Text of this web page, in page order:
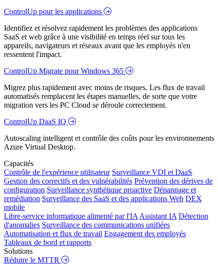
ControlUp pour les applications
Identifiez et résolvez rapidement les problèmes des applications
SaaS et web grâce à une visibilité en temps réel sur tous les
appareils, navigateurs et réseaux avant que les employés n'en
ressentent l'impact.
ControlUp Migrate pour Windows 365
Migrez plus rapidement avec moins de risques. Les flux de travail
automatisés remplacent les étapes manuelles, de sorte que votre
migration vers les PC Cloud se déroule correctement.
ControlUp DaaS IQ
Autoscaling intelligent et contrôle des coûts pour les environnements
Azure Virtual Desktop.
Capacités
Contrôle de l'expérience utilisateur Surveillance VDI et DaaS
Gestion des correctifs et des vulnérabilités Prévention des dérives de
configuration Surveillance synthétique proactive Dépannage et
remédiation Surveillance des SaaS et des applications Web DEX
mobile
Libre-service informatique alimenté par l'IA Assistant IA Détection
d'anomalies Surveillance des communications unifiées
Automatisation et flux de travail Engagement des employés
Tableaux de bord et rapports
Solutions
Réduire le MTTR